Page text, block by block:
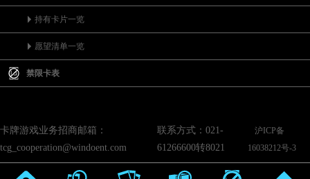
持有卡片一览
愿望清单一览
禁限卡表
卡牌游戏业务招商邮箱：
tcg_cooperation@windoent.com
联系方式：021-
61266600转8021
沪ICP备
16038212号-3